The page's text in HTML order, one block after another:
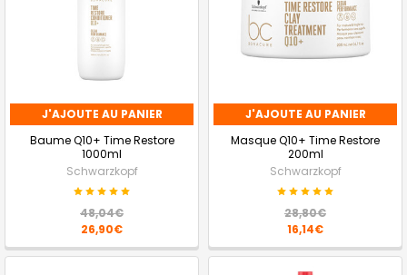
J'AJOUTE AU PANIER
Baume Q10+ Time Restore
1000ml
Schwarzkopf
48,04€
26,90€
J'AJOUTE AU PANIER
Masque Q10+ Time Restore
200ml
Schwarzkopf
28,80€
16,14€